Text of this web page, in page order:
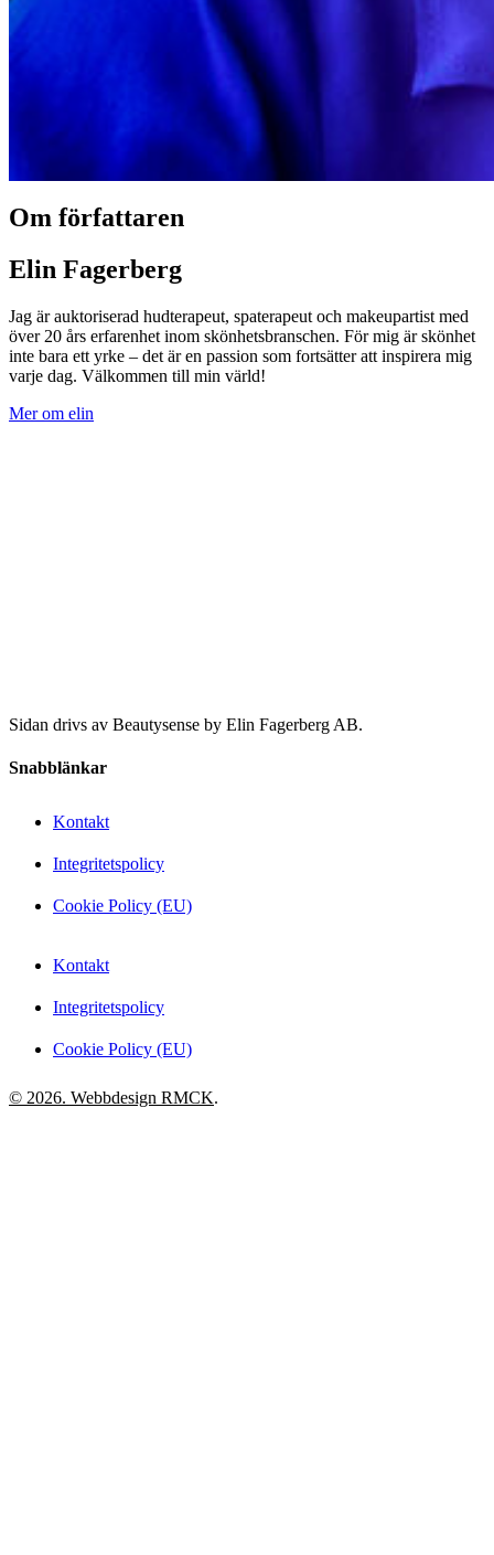
Om författaren
Elin Fagerberg
Jag är auktoriserad hudterapeut, spaterapeut och makeupartist med
över 20 års erfarenhet inom skönhetsbranschen. För mig är skönhet
inte bara ett yrke – det är en passion som fortsätter att inspirera mig
varje dag. Välkommen till min värld!
Mer om elin
Sidan drivs av Beautysense by Elin Fagerberg AB.
Snabblänkar
Kontakt
Integritetspolicy
Cookie Policy (EU)
Kontakt
Integritetspolicy
Cookie Policy (EU)
© 2026. Webbdesign RMCK.